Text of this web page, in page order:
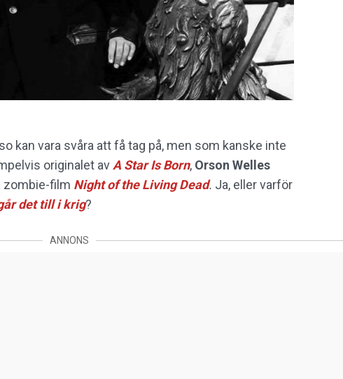
kan vara svåra att få tag på, men som kanske inte
originalet av A Star Is Born, Orson Welles
zombie-film Night of the Living Dead. Ja, eller varför
det till i krig?
ANNONS